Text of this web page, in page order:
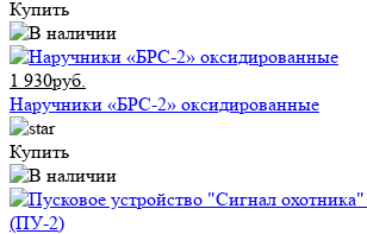
Купить
1 930руб.
Наручники «БРС-2» оксидированные
Купить